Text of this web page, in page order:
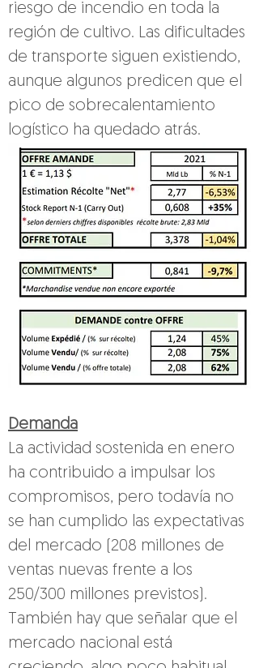
riesgo de incendio en toda la
región de cultivo. Las dificultades
de transporte siguen existiendo,
aunque algunos predicen que el
pico de sobrecalentamiento
logístico ha quedado atrás.
Demanda
La actividad sostenida en enero
ha contribuido a impulsar los
compromisos, pero todavía no
se han cumplido las expectativas
del mercado (208 millones de
ventas nuevas frente a los
250/300 millones previstos).
También hay que señalar que el
mercado nacional está